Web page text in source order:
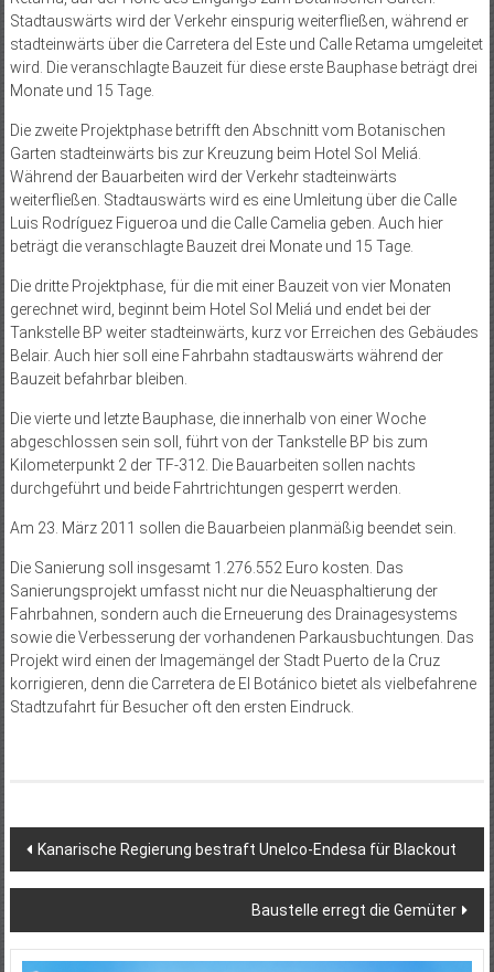
Stadtauswärts wird der Verkehr einspurig weiterfließen, während er
stadteinwärts über die Carretera del Este und Calle Retama umgeleitet
wird. Die veranschlagte Bauzeit für diese erste Bauphase beträgt drei
Monate und 15 Tage.
Die zweite Projektphase betrifft den Abschnitt vom Botanischen
Garten stadteinwärts bis zur Kreuzung beim Hotel Sol Meliá.
Während der Bauarbeiten wird der Verkehr stadteinwärts
weiterfließen. Stadtauswärts wird es eine Umleitung über die Calle
Luis Rodríguez Figueroa und die Calle Camelia geben. Auch hier
beträgt die veranschlagte Bauzeit drei Monate und 15 Tage.
Die dritte Projektphase, für die mit einer Bauzeit von vier Monaten
gerechnet wird, beginnt beim Hotel Sol Meliá und endet bei der
Tankstelle BP weiter stadteinwärts, kurz vor Erreichen des Gebäudes
Belair. Auch hier soll eine Fahrbahn stadtauswärts während der
Bauzeit befahrbar bleiben.
Die vierte und letzte Bauphase, die innerhalb von einer Woche
abgeschlossen sein soll, führt von der Tankstelle BP bis zum
Kilometerpunkt 2 der TF-312. Die Bauarbeiten sollen nachts
durchgeführt und beide Fahrtrichtungen gesperrt werden.
Am 23. März 2011 sollen die Bauarbeien planmäßig beendet sein.
Die Sanierung soll insgesamt 1.276.552 Euro kosten. Das
Sanierungsprojekt umfasst nicht nur die Neuasphaltierung der
Fahrbahnen, sondern auch die Erneuerung des Drainagesys­tems
sowie die Verbesserung der vorhandenen Parkausbuchtungen. Das
Projekt wird einen der Imagemängel der Stadt Puerto de la Cruz
korrigieren, denn die Carretera de El Botánico bietet als vielbefahrene
Stadtzufahrt für Besucher oft den ersten Eindruck.
Beitragsnavigation
Kanarische Regierung bestraft Unelco-Endesa für Blackout
Baustelle erregt die Gemüter